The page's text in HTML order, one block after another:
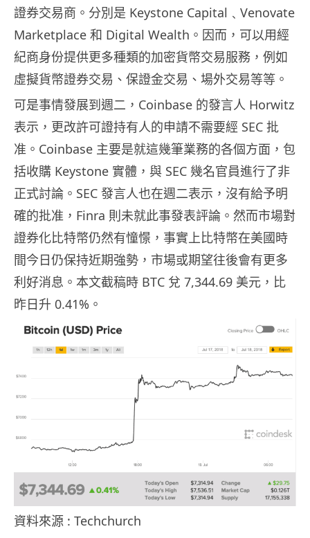
證券交易商。分別是 Keystone Capital﹑Venovate
Marketplace 和 Digital Wealth。因而，可以用經
紀商身份提供更多種類的加密貨幣交易服務，例如
虛擬貨幣證券交易、保證金交易、場外交易等等。
可是事情發展到週二，Coinbase 的發言人 Horwitz
表示，更改許可證持有人的申請不需要經 SEC 批
准。Coinbase 主要是就這幾筆業務的各個方面，包
括收購 Keystone 實體，與 SEC 幾名官員進行了非
正式討論。SEC 發言人也在週二表示，沒有給予明
確的批准，Finra 則未就此事發表評論。然而市場對
證券化比特幣仍然有憧憬，事實上比特幣在美國時
間今日仍保持近期強勢，市場或期望往後會有更多
利好消息。本文截稿時 BTC 兌 7,344.69 美元，比
昨日升 0.41%。
資料來源 : Techchurch